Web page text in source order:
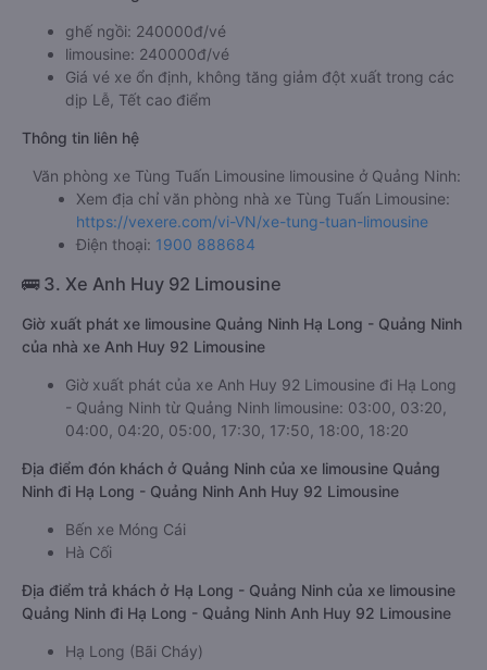
ghế ngồi: 240000đ/vé
limousine: 240000đ/vé
Giá vé xe ổn định, không tăng giảm đột xuất trong các
dịp Lễ, Tết cao điểm
Thông tin liên hệ
Văn phòng xe Tùng Tuấn Limousine limousine ở Quảng Ninh:
Xem địa chỉ văn phòng nhà xe Tùng Tuấn Limousine:
https://vexere.com/vi-VN/xe-tung-tuan-limousine
Điện thoại: 1900 888684
🚌 3. Xe Anh Huy 92 Limousine
Giờ xuất phát xe limousine Quảng Ninh Hạ Long - Quảng Ninh
của nhà xe Anh Huy 92 Limousine
Giờ xuất phát của xe Anh Huy 92 Limousine đi Hạ Long
- Quảng Ninh từ Quảng Ninh limousine: 03:00, 03:20,
04:00, 04:20, 05:00, 17:30, 17:50, 18:00, 18:20
Địa điểm đón khách ở Quảng Ninh của xe limousine Quảng
Ninh đi Hạ Long - Quảng Ninh Anh Huy 92 Limousine
Bến xe Móng Cái
Hà Cối
Địa điểm trả khách ở Hạ Long - Quảng Ninh của xe limousine
Quảng Ninh đi Hạ Long - Quảng Ninh Anh Huy 92 Limousine
Hạ Long (Bãi Cháy)